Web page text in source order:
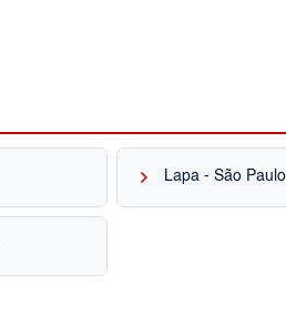
keyboard_arrow_right Lapa - São Paulo